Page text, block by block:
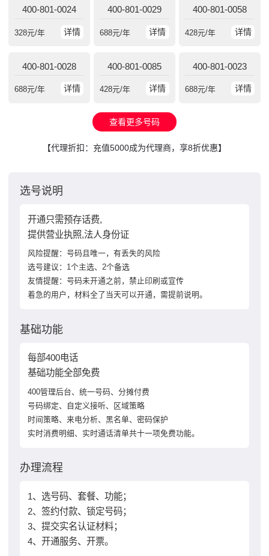
400-801-0024
详情
328元/年
400-801-0029
详情
688元/年
400-801-0058
详情
428元/年
400-801-0028
详情
688元/年
400-801-0085
详情
428元/年
400-801-0023
详情
688元/年
查看更多号码
【代理折扣：充值5000成为代理商，享8折优惠】
选号说明
开通只需预存话费,
提供营业执照,法人身份证
风险提醒：号码且唯一，有丢失的风险
选号建议：1个主选、2个备选
友情提醒：号码未开通之前，禁止印刷或宣传
着急的用户，材料全了当天可以开通，需提前说明。
基础功能
每部400电话
基础功能全部免费
400管理后台、统一号码、分摊付费
号码绑定、自定义接听、区域策略
时间策略、来电分析、黑名单、密码保护
实时消费明细、实时通话清单共十一项免费功能。
办理流程
1、选号码、套餐、功能；
2、签约付款、锁定号码；
3、提交实名认证材料；
4、开通服务、开票。